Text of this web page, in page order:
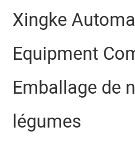
Xingke
Equipment
Emballage de
légumes